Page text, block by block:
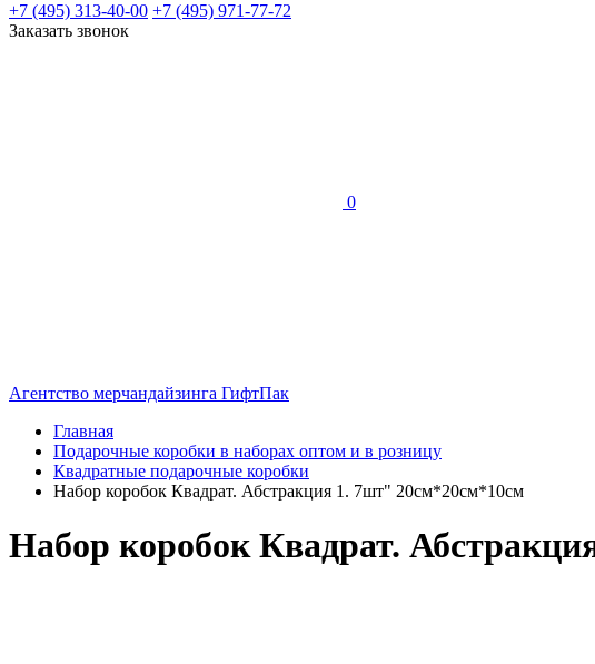
+7 (495) 313-40-00 +7 (495) 971-77-72
Заказать звонок
0
Агентство мерчандайзинга ГифтПак
Главная
Подарочные коробки в наборах оптом и в розницу
Квадратные подарочные коробки
Набор коробок Квадрат. Абстракция 1. 7шт" 20см*20см*10см
Набор коробок Квадрат.